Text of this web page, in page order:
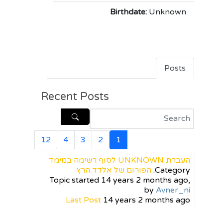
Birthdate: Unknown
Posts
Recent Posts
1
2
3
4
12
העברת UNKNOWN לסוף רשימה במימד
Category: הפורום של אלדד הרץ
Topic started 14 years 2 months ago,
by Avner_ni
Last Post 14 years 2 months ago